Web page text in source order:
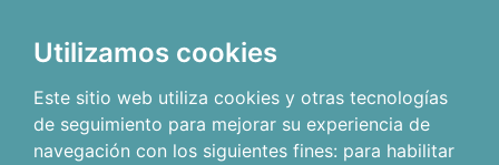
Utilizamos cookies
Este sitio web utiliza cookies y otras tecnologías
de seguimiento para mejorar su experiencia de
navegación con los siguientes fines: para habilitar